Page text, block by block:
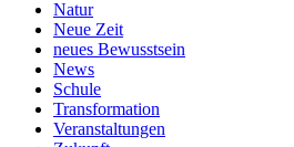
Natur
Neue Zeit
neues Bewusstsein
News
Schule
Transformation
Veranstaltungen